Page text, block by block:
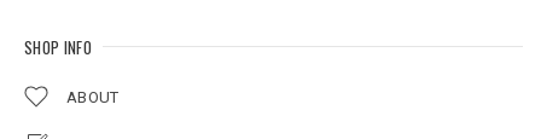
SHOP INFO
ABOUT